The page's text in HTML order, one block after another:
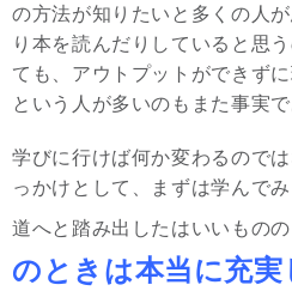
の方法が知りたいと多くの人
り本を読んだりしていると思
ても、アウトプットができず
という人が多いのもまた事実で
学びに行けば何か変わるので
っかけとして、まずは学んで
道へと踏み出したはいいもの
のときは本当に充